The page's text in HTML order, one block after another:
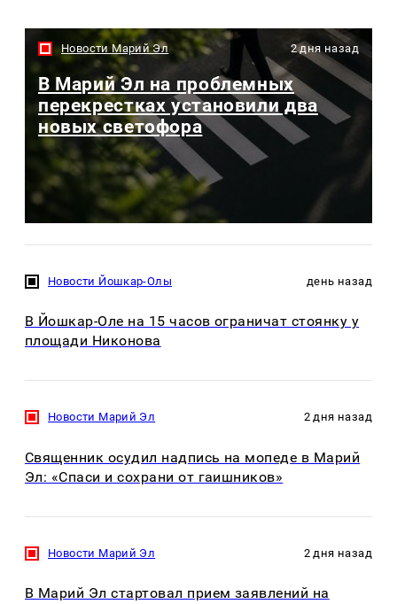
Новости Марий Эл 2 дня назад
В Марий Эл на проблемных
перекрестках установили два
новых светофора
Новости Йошкар-Олы день назад
В Йошкар-Оле на 15 часов ограничат стоянку у
площади Никонова
Новости Марий Эл 2 дня назад
Священник осудил надпись на мопеде в Марий
Эл: «Спаси и сохрани от гаишников»
Новости Марий Эл 2 дня назад
В Марий Эл стартовал прием заявлений на